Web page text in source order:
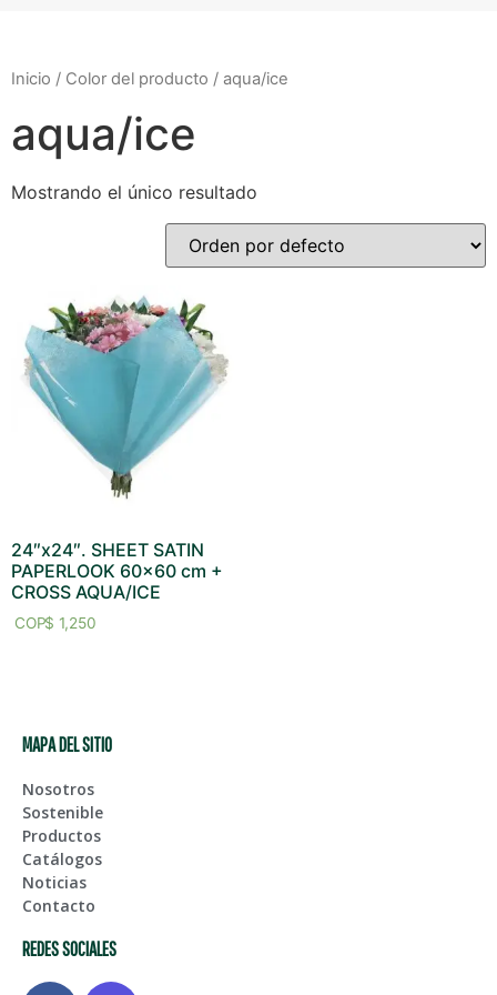
Inicio / Color del producto / aqua/ice
aqua/ice
Mostrando el único resultado
24″x24″. SHEET SATIN
PAPERLOOK 60×60 cm +
CROSS AQUA/ICE
$ 1,250
MAPA DEL SITIO
Nosotros
Sostenible
Productos
Catálogos
Noticias
Contacto
REDES SOCIALES